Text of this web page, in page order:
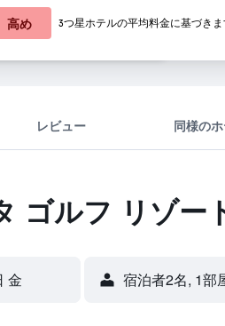
トのオファー
レビュー 同様の
ゴルフ リゾー
金 宿泊者2名, 1​部
高め 3つ星ホテルの平均料金に基づきま